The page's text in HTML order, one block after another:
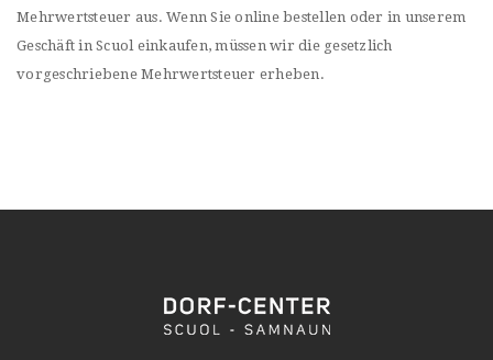
Mehrwertsteuer aus. Wenn Sie online bestellen oder in unserem
Geschäft in Scuol einkaufen, müssen wir die gesetzlich
vorgeschriebene Mehrwertsteuer erheben.